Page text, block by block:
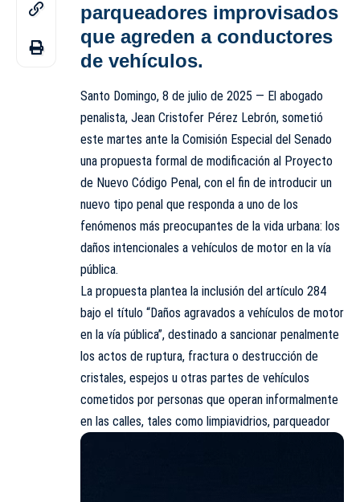
parqueadores improvisados
que agreden a conductores
de vehículos.
Santo Domingo, 8 de julio de 2025 — El abogado
penalista, Jean Cristofer Pérez Lebrón, sometió
este martes ante la Comisión Especial del Senado
una propuesta formal de modificación al Proyecto
de Nuevo Código Penal, con el fin de introducir un
nuevo tipo penal que responda a uno de los
fenómenos más preocupantes de la vida urbana: los
daños intencionales a vehículos de motor en la vía
pública.
La propuesta plantea la inclusión del artículo 284
bajo el título “Daños agravados a vehículos de motor
en la vía pública”, destinado a sancionar penalmente
los actos de ruptura, fractura o destrucción de
cristales, espejos u otras partes de vehículos
cometidos por personas que operan informalmente
en las calles, tales como limpiavidrios, parqueador